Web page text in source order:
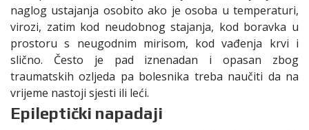
naglog ustajanja osobito ako je osoba u temperaturi,
virozi, zatim kod neudobnog stajanja, kod boravka u
prostoru s neugodnim mirisom, kod vađenja krvi i
slično. Često je pad iznenadan i opasan zbog
traumatskih ozljeda pa bolesnika treba naučiti da na
vrijeme nastoji sjesti ili leći.
Epileptički napadaji